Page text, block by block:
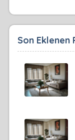
Son Eklenen